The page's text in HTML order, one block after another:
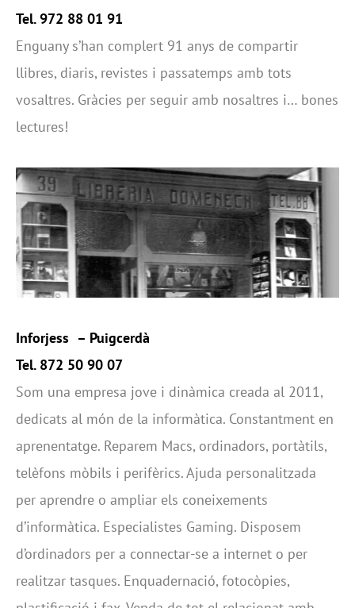
Tel. 972 88 01 91
Enguany s’han complert 91 anys de compartir
llibres, diaris, revistes i passatemps amb tots
vosaltres. Gràcies per seguir amb nosaltres i… bones
lectures!
Inforjess – Puigcerdà
Tel. 872 50 90 07
Som una empresa jove i dinàmica creada al 2011,
dedicats al món de la informàtica. Constantment en
aprenentatge. Reparem Macs, ordinadors, portàtils,
telèfons mòbils i perifèrics. Ajuda personalitzada
per aprendre o ampliar els coneixements
d’informàtica. Especialistes Gaming. Disposem
d’ordinadors per a connectar-se a internet o per
realitzar tasques. Enquadernació, fotocòpies,